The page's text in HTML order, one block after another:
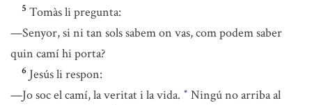
5 Tomàs li pregunta:
—Senyor, si ni tan sols sabem on vas, com podem saber
quin camí hi porta?
6 Jesús li respon:
—Jo soc el camí, la veritat i la vida. * Ningú no arriba al